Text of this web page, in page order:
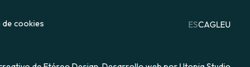
de cookies ESCAGLEU